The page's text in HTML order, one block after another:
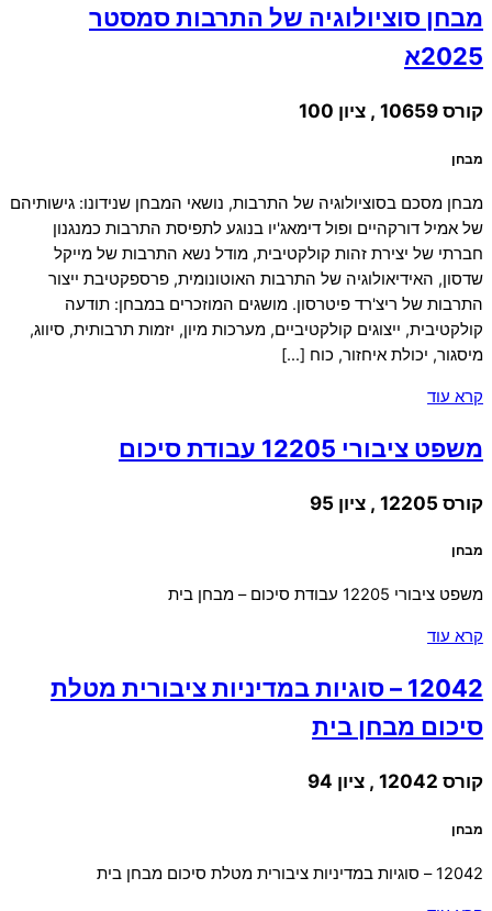
מבחן סוציולוגיה של התרבות סמסטר
2025א
קורס 10659 , ציון 100
מבחן
מבחן מסכם בסוציולוגיה של התרבות, נושאי המבחן שנידונו: גישותיהם
של אמיל דורקהיים ופול דימאג'יו בנוגע לתפיסת התרבות כמנגנון
חברתי של יצירת זהות קולקטיבית, מודל נשא התרבות של מייקל
שדסון, האידיאולוגיה של התרבות האוטונומית, פרספקטיבת ייצור
התרבות של ריצ'רד פיטרסון. מושגים המוזכרים במבחן: תודעה
קולקטיבית, ייצוגים קולקטיביים, מערכות מיון, יזמות תרבותית, סיווג,
מיסגור, יכולת איחזור, כוח […]
קרא עוד
משפט ציבורי 12205 עבודת סיכום
קורס 12205 , ציון 95
מבחן
משפט ציבורי 12205 עבודת סיכום – מבחן בית
קרא עוד
12042 – סוגיות במדיניות ציבורית מטלת
סיכום מבחן בית
קורס 12042 , ציון 94
מבחן
12042 – סוגיות במדיניות ציבורית מטלת סיכום מבחן בית